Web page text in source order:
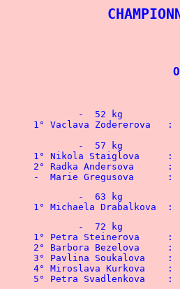
	-  52 kg
1°
2°
-  Marie
5°